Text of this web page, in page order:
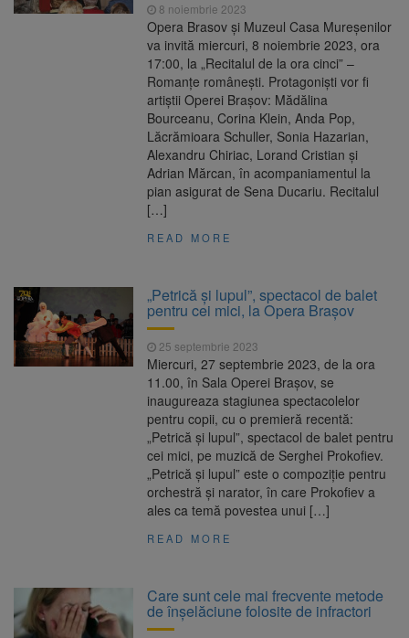
8 noiembrie 2023
Opera Brasov și Muzeul Casa Mureșenilor
va invită miercuri, 8 noiembrie 2023, ora
17:00, la „Recitalul de la ora cinci” –
Romanțe românești. Protagonişti vor fi
artiștii Operei Brașov: Mădălina
Bourceanu, Corina Klein, Anda Pop,
Lăcrămioara Schuller, Sonia Hazarian,
Alexandru Chiriac, Lorand Cristian și
Adrian Mărcan, în acompaniamentul la
pian asigurat de Sena Ducariu. Recitalul
[…]
READ MORE
„Petrică și lupul”, spectacol de balet
pentru cei mici, la Opera Brașov
25 septembrie 2023
Miercuri, 27 septembrie 2023, de la ora
11.00, în Sala Operei Brașov, se
inaugureaza stagiunea spectacolelor
pentru copii, cu o premieră recentă:
„Petrică și lupul”, spectacol de balet pentru
cei mici, pe muzică de Serghei Prokofiev.
„Petrică și lupul” este o compoziție pentru
orchestră și narator, în care Prokofiev a
ales ca temă povestea unui […]
READ MORE
Care sunt cele mai frecvente metode
de înșelăciune folosite de infractori